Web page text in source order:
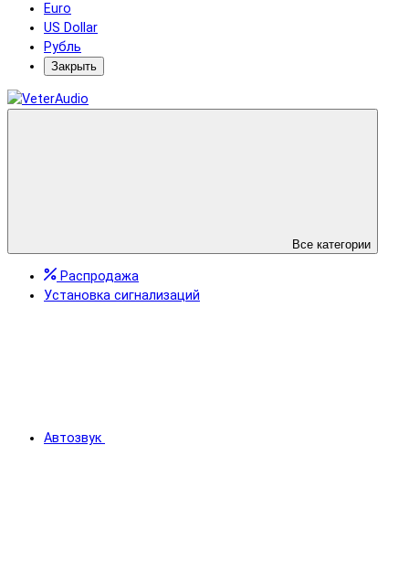
Euro
US Dollar
Рубль
Закрыть
Все категории
Распродажа
Установка сигнализаций
Автозвук